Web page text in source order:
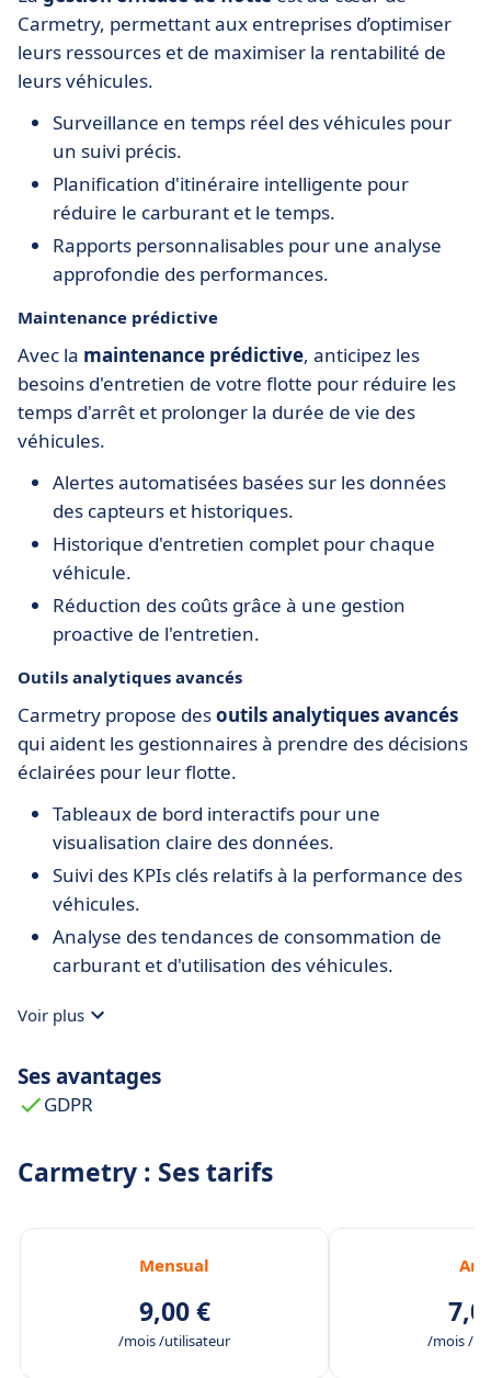
Carmetry, permettant aux entreprises d’optimiser
leurs ressources et de maximiser la rentabilité de
leurs véhicules.
Surveillance en temps réel des véhicules pour
un suivi précis.
Planification d'itinéraire intelligente pour
réduire le carburant et le temps.
Rapports personnalisables pour une analyse
approfondie des performances.
Maintenance prédictive
Avec la maintenance prédictive, anticipez les
besoins d'entretien de votre flotte pour réduire les
temps d'arrêt et prolonger la durée de vie des
véhicules.
Alertes automatisées basées sur les données
des capteurs et historiques.
Historique d'entretien complet pour chaque
véhicule.
Réduction des coûts grâce à une gestion
proactive de l'entretien.
Outils analytiques avancés
Carmetry propose desoutils analytiques avancés
qui aident les gestionnaires à prendre des décisions
éclairées pour leur flotte.
Tableaux de bord interactifs pour une
visualisation claire des données.
Suivi des KPIs clés relatifs à la performance des
véhicules.
Analyse des tendances de consommation de
carburant et d'utilisation des véhicules.
Voir plus
Ses avantages
GDPR
Carmetry : Ses tarifs
Mensual
9,00 €
/mois /utilisateur /mois /